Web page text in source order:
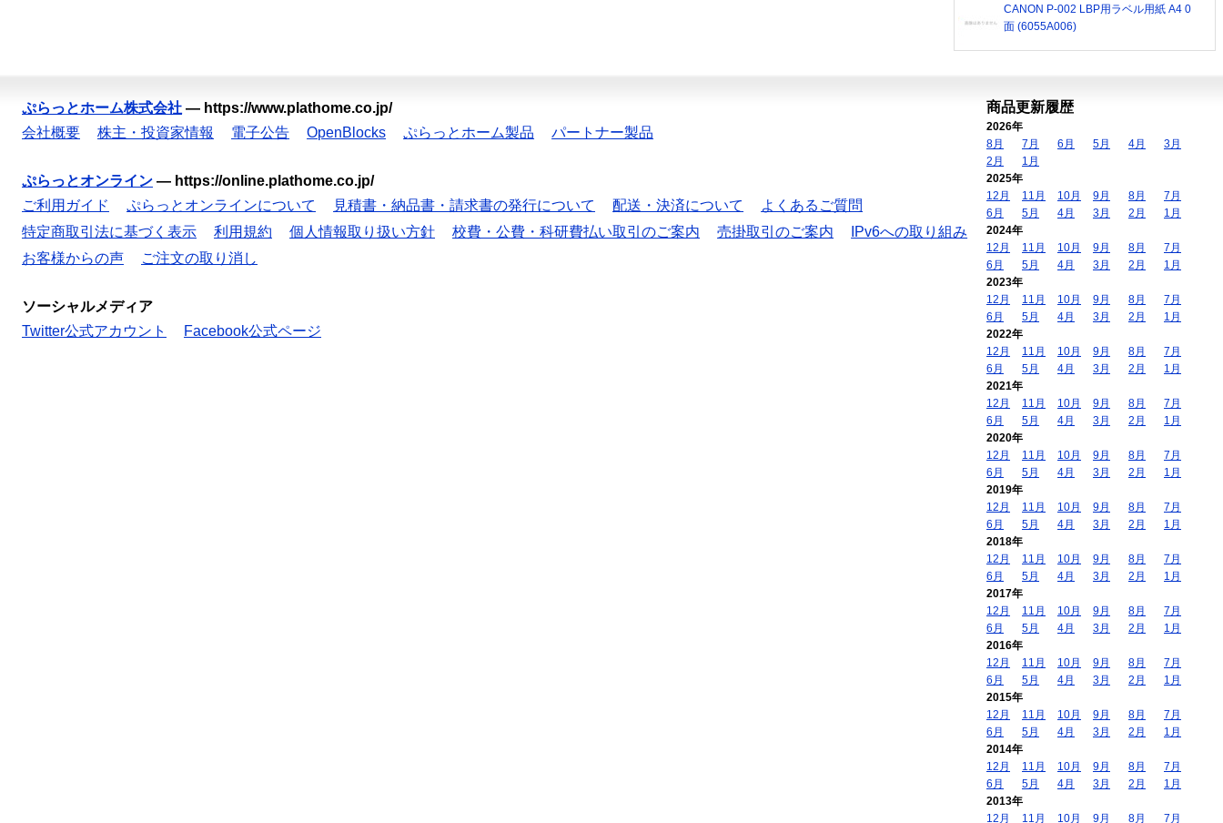
CANON P-002 LBP用ラベル用紙 A4 0
面 (6055A006)
ぷらっとホーム株式会社 — https://www.plathome.co.jp/
会社概要
株主・投資家情報 電子公告 OpenBlocks ぷらっとホーム製品 パートナー製品
ぷらっとオンライン — https://online.plathome.co.jp/
ご利用ガイド
ぷらっとオンラインについて 見積書・納品書・請求書の発行について 配送・決済について
よくあるご質問
特定商取引法に基づく表示
利用規約 個人情報取り扱い方針 校費・公費・科研費払い取引のご案内 売掛取引のご案内
IPv6への取り組み
お客様からの声
ご注文の取り消し
ソーシャルメディア
Twitter公式アカウント
Facebook公式ページ
商品更新履歴
2026年
8月
7月 6月 5月 4月
3月
2月
1月
2025年
12月
11月 10月 9月 8月
7月
6月
5月 4月 3月 2月
1月
2024年
12月
11月 10月 9月 8月
7月
6月
5月 4月 3月 2月
1月
2023年
12月
11月 10月 9月 8月
7月
6月
5月 4月 3月 2月
1月
2022年
12月
11月 10月 9月 8月
7月
6月
5月 4月 3月 2月
1月
2021年
12月
11月 10月 9月 8月
7月
6月
5月 4月 3月 2月
1月
2020年
12月
11月 10月 9月 8月
7月
6月
5月 4月 3月 2月
1月
2019年
12月
11月 10月 9月 8月
7月
6月
5月 4月 3月 2月
1月
2018年
12月
11月 10月 9月 8月
7月
6月
5月 4月 3月 2月
1月
2017年
12月
11月 10月 9月 8月
7月
6月
5月 4月 3月 2月
1月
2016年
12月
11月 10月 9月 8月
7月
6月
5月 4月 3月 2月
1月
2015年
12月
11月 10月 9月 8月
7月
6月
5月 4月 3月 2月
1月
2014年
12月
11月 10月 9月 8月
7月
6月
5月 4月 3月 2月
1月
2013年
12月
11月 10月 9月 8月 7月